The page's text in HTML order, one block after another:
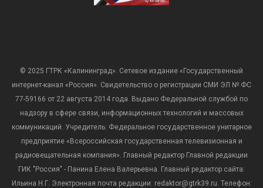
© 2025 ГТРК «Калининград». Сетевое издание «Государственный
интернет-канал «Россия». Свидетельство о регистрации СМИ ЭЛ № ФС
77-59166 от 22 августа 2014 года. Выдано Федеральной службой по
надзору в сфере связи, информационных технологий и массовых
коммуникаций. Учредитель: Федеральное государственное унитарное
предприятие «Всероссийская государственная телевизионная и
радиовещательная компания». Главный редактор Главной редакции
ГИК "Россия" - Панина Елена Валерьевна. Главный редактор сайта:
Ильина Н.Г. Электронная почта редакции: redaktor@gtrk39.ru. Телефон: